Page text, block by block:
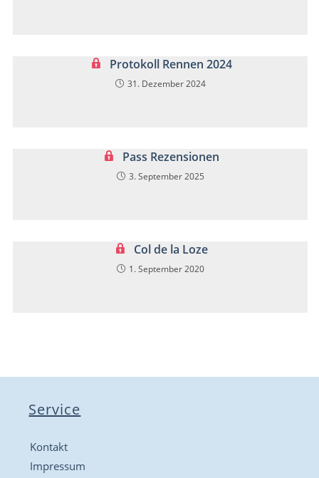
Protokoll Rennen 2024
31. Dezember 2024
Pass Rezensionen
3. September 2025
Col de la Loze
1. September 2020
Service
Kontakt
Impressum